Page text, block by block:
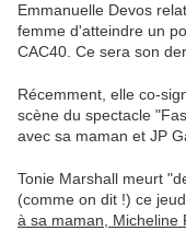
Emmanuelle Devos
femme d'atteindre un
CAC40. Ce sera son
Récemment, elle co-
scène du spectacle
avec sa maman et JP
Tonie Marshall meurt
(comme on dit !) ce
à sa maman, Micheline